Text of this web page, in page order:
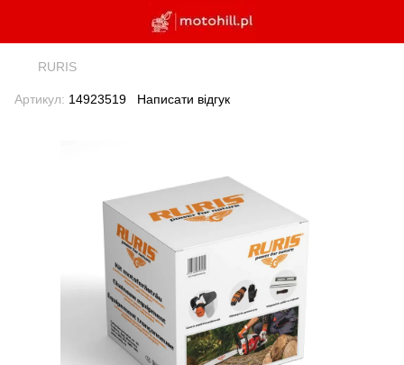
RURIS
Артикул: 14923519 Написати відгук